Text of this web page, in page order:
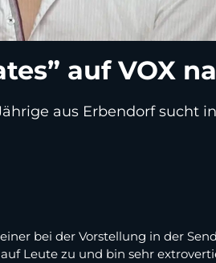
auf VOX
aus Erbendorf sucht
bei der Vorstellung in der
Leute zu und bin sehr